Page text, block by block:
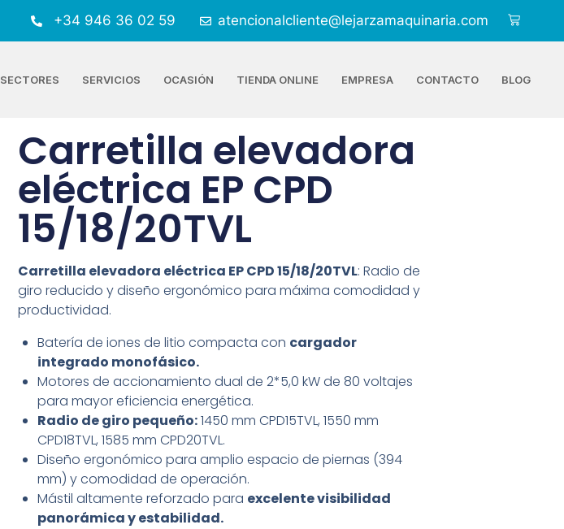
+34 946 36 02 59 atencionalcliente@lejarzamaquinaria.com
SECTORES SERVICIOS OCASIÓN TIENDA ONLINE EMPRESA CONTACTO BLOG
Carretilla elevadora
eléctrica EP CPD
15/18/20TVL
Carretilla elevadora eléctrica EP CPD 15/18/20TVL: Radio de
giro reducido y diseño ergonómico para máxima comodidad y
productividad.
Batería de iones de litio compacta con cargador
integrado monofásico.
Motores de accionamiento dual de 2*5,0 kW de 80 voltajes
para mayor eficiencia energética.
Radio de giro pequeño:1450 mm CPD15TVL, 1550 mm
CPD18TVL, 1585 mm CPD20TVL.
Diseño ergonómico para amplio espacio de piernas (394
mm) y comodidad de operación.
Mástil altamente reforzado para excelente visibilidad
panorámica y estabilidad.